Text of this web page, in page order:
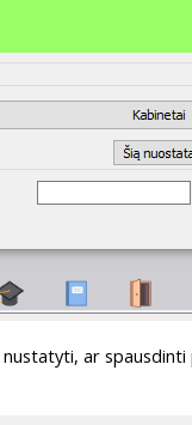
nustatyti, ar